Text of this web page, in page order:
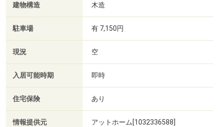
建物構造 木造
駐車場 有 7,150円
現況 空
入居可能時期 即時
住宅保険 あり
情報提供元 アットホーム[1032336588]